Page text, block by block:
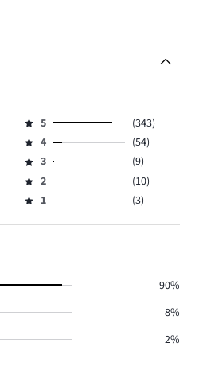
Hodnocení
5,
počet
hlasů
343.
5
(343)
Hodnocení
4,
počet
hlasů
4
(54)
Hodnocení
3,
počet
3
(9)
Hodnocení
2,
2
(10)
Hodnocení
1,
1 (3)
90%
8%
2%